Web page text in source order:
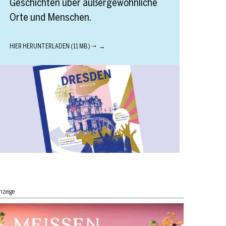
Geschichten über außergewöhnliche
Orte und Menschen.
HIER HERUNTERLADEN (11 MB) 🠒